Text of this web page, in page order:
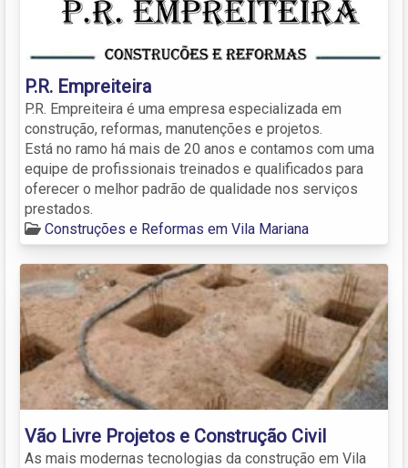
P.R. Empreiteira
P.R. Empreiteira é uma empresa especializada em
construção, reformas, manutenções e projetos.
Está no ramo há mais de 20 anos e contamos com uma
equipe de profissionais treinados e qualificados para
oferecer o melhor padrão de qualidade nos serviços
prestados.
Construções e Reformas em Vila Mariana
Vão Livre Projetos e Construção Civil
As mais modernas tecnologias da construção em Vila